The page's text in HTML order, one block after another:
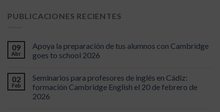
PUBLICACIONES RECIENTES
09
Abr
Apoya la preparación de tus alumnos con Cambridge
goes to school 2026
02
Feb
Seminarios para profesores de inglés en Cádiz:
formación Cambridge English el 20 de febrero de
2026